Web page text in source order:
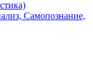
Самопознание,